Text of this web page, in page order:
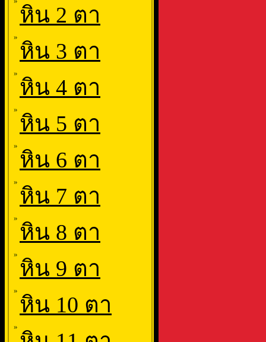
หิน 2 ตา
»
หิน 3 ตา
»
หิน 4 ตา
»
หิน 5 ตา
»
หิน 6 ตา
»
หิน 7 ตา
»
หิน 8 ตา
»
หิน 9 ตา
»
หิน 10 ตา
»